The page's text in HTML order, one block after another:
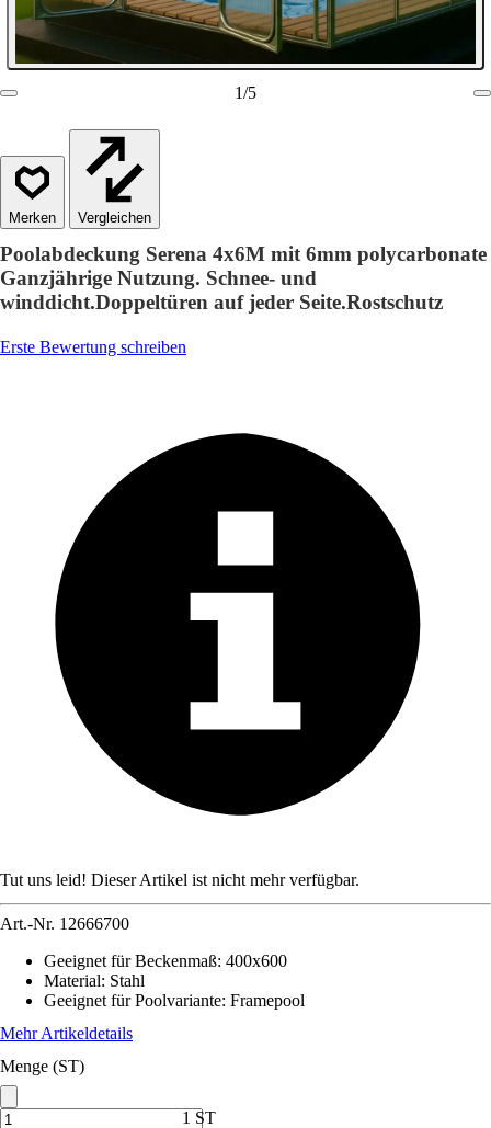
1/5
Vergleichen
Poolabdeckung Serena 4x6M mit 6mm polycarbonate
Ganzjährige Nutzung. Schnee- und
winddicht.Doppeltüren auf jeder Seite.Rostschutz
Erste Bewertung schreiben
Tut uns leid! Dieser Artikel ist nicht mehr verfügbar.
Art.-Nr. 12666700
Geeignet für Beckenmaß: 400x600
Material: Stahl
Geeignet für Poolvariante: Framepool
Mehr Artikeldetails
Menge (ST)
1 ST